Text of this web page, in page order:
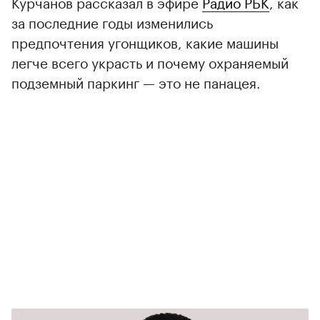
за последние годы изменились
предпочтения угонщиков, какие машины
легче всего украсть и почему охраняемый
подземный паркинг — это не панацея.